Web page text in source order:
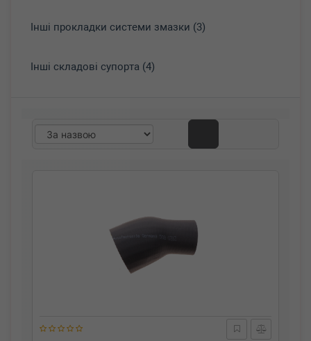
Інші прокладки системи змазки (3)
Інші складові супорта (4)